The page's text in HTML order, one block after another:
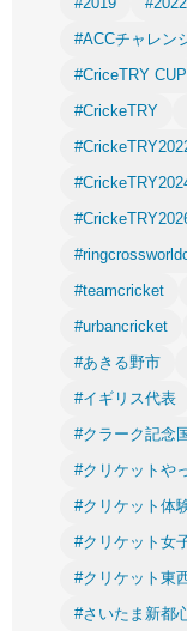
#ACCチャレン
#CriceTRY CUP
#CrickeTRY
#teamcricket
#urbancricket
#あきる野市
#イギリス代表
#クラーク記念
#クリケットや
#クリケット体
#クリケット女
#クリケット東
#さいたま新都